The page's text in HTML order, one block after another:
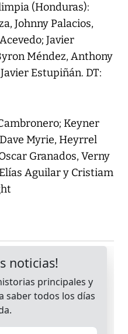
(Honduras):
Johnny Palacios,
Javier
Méndez, Anthony
Estupiñán. DT:
Keyner
Myrie, Heyrrel
Granados, Verny
Aguilar y Cristiam